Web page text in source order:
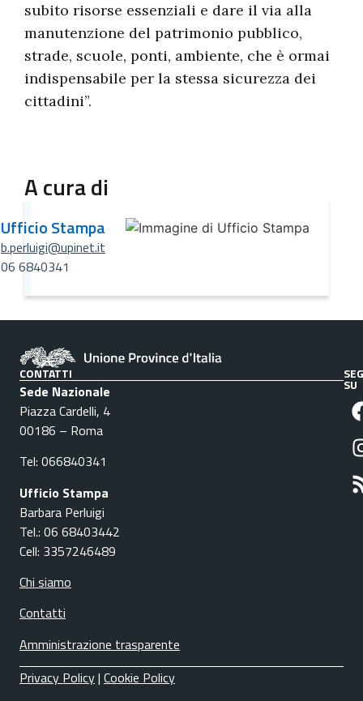
subito risorse essenziali e dare il via alla
manutenzione del patrimonio pubblico,
strade, scuole, ponti, ambiente, che è ormai
indispensabile per la stessa sicurezza dei
cittadini”.
A cura di
Ufficio Stampa
b.perluigi@upinet.it
06 6840341
CONTATTI
Sede Nazionale
Piazza Cardelli, 4
00186 – Roma
Tel: 066840341
Ufficio Stampa
Barbara Perluigi
Tel.: 06 68403442
Cell: 3357246489
Chi siamo
Contatti
Amministrazione trasparente
SU
Privacy Policy| Cookie Policy